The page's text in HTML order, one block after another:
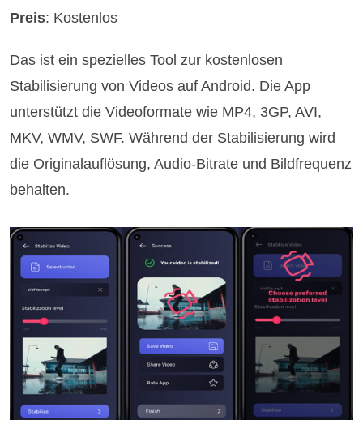
Preis: Kostenlos
Das ist ein spezielles Tool zur kostenlosen
Stabilisierung von Videos auf Android. Die App
unterstützt die Videoformate wie MP4, 3GP, AVI,
MKV, WMV, SWF. Während der Stabilisierung wird
die Originalauflösung, Audio-Bitrate und Bildfrequenz
behalten.